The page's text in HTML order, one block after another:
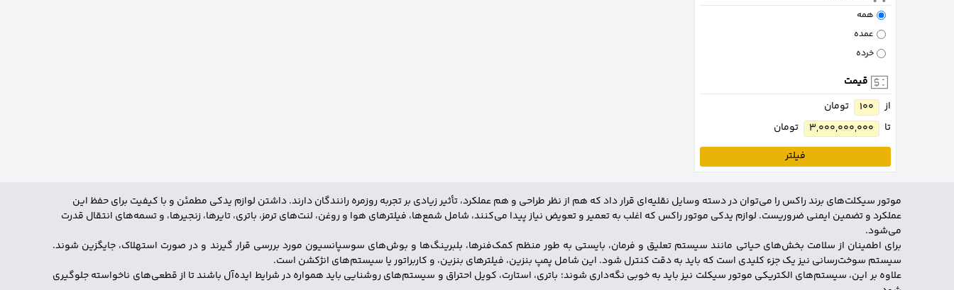
همه
عمده
خرده
قیمت
از
100
تومان
تا
3,000,000,000
تومان
فیلتر
موتور سیکلت‌های برند راکس را می‌توان در دسته وسایل نقلیه‌ای قرار داد که هم از نظر طراحی و هم عملکرد، تأثیر زیادی بر تجربه روزمره رانندگان دارند. داشتن لوازم یدکی مطمئن و با کیفیت برای حفظ این
عملکرد و تضمین ایمنی ضروریست. لوازم یدکی موتور راکس که اغلب به تعمیر و تعویض نیاز پیدا می‌کنند، شامل شمع‌ها، فیلترهای هوا و روغن، لنت‌های ترمز، باتری، تایرها، زنجیرها، و تسمه‌های انتقال قدرت
می‌شود.
برای اطمینان از سلامت بخش‌های حیاتی مانند سیستم تعلیق و فرمان، بایستی به طور منظم کمک‌فنرها، بلبرینگ‌ها و بوش‌های سوسپانسیون مورد بررسی قرار گیرند و در صورت استهلاک، جایگزین شوند.
سیستم سوخت‌رسانی نیز یک جزء کلیدی است که باید به دقت کنترل شود. این شامل پمپ بنزین، فیلترهای بنزین، و کاربراتور یا سیستم‌های انژکشن است.
علاوه بر این، سیستم‌های الکتریکی موتور سیکلت نیز باید به خوبی نگه‌داری شوند؛ باتری، استارت، کویل احتراق و سیستم‌های روشنایی باید همواره در شرایط ایده‌آل باشند تا از قطعی‌های ناخواسته جلوگیری